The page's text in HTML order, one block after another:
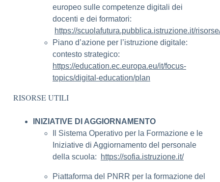
europeo sulle competenze digitali dei
docenti e dei formatori:
https://scuolafutura.pubblica.istruzione.it/
Piano d’azione per l’istruzione digitale:
contesto strategico:
https://education.ec.europa.eu/it/focus-
topics/digital-education/plan
RISORSE UTILI
INIZIATIVE DI AGGIORNAMENTO
Il Sistema Operativo per la Formazione e le
Iniziative di Aggiornamento del personale
della scuola:
https://sofia.istruzione.it/
Piattaforma del PNRR per la formazione del